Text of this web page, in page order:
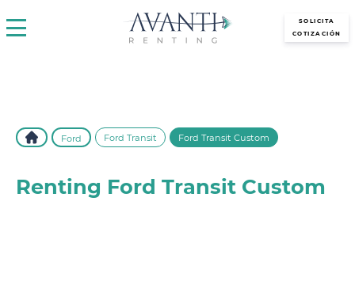
SOLICITA
COTIZACIÓN
Ford Ford Transit Ford Transit Custom
Renting Ford Transit Custom